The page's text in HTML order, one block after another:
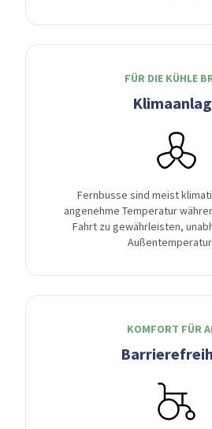
FÜR DIE KÜHLE
Fernbusse sind meist
angenehme Temperatur
Fahrt zu gewährleisten,
KOMFORT FÜR